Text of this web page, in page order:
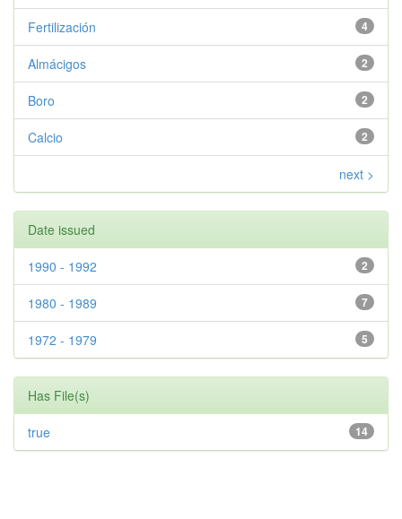
4
Fertilización
2
Almácigos
2
Boro
2
Calcio
next >
Date issued
2
1990 - 1992
7
1980 - 1989
5
1972 - 1979
Has File(s)
14
true